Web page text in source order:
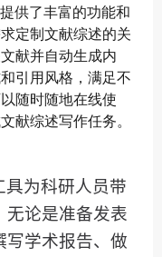
供了丰富的功能和
定制文献综述的关
献并自动生成内
引用风格，满足不
随时随地在线使
献综述写作任务。
为科研人员带
无论是准备发表
写学术报告、做